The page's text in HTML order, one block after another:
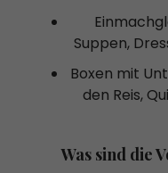
Suppen,
Boxen mit
den Reis,
Was sind die